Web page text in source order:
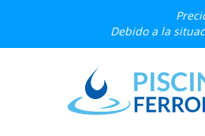
Debido a la
Ir
contenido